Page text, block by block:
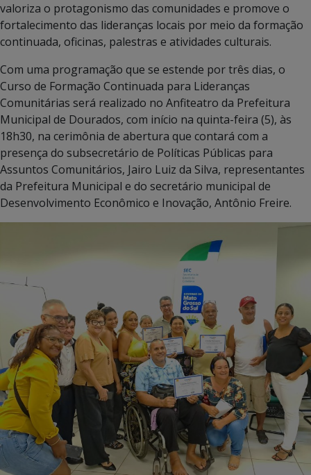
valoriza o protagonismo das comunidades e promove o
fortalecimento das lideranças locais por meio da formação
continuada, oficinas, palestras e atividades culturais.
Com uma programação que se estende por três dias, o
Curso de Formação Continuada para Lideranças
Comunitárias será realizado no Anfiteatro da Prefeitura
Municipal de Dourados, com início na quinta-feira (5), às
18h30, na cerimônia de abertura que contará com a
presença do subsecretário de Políticas Públicas para
Assuntos Comunitários, Jairo Luiz da Silva, representantes
da Prefeitura Municipal e do secretário municipal de
Desenvolvimento Econômico e Inovação, Antônio Freire.